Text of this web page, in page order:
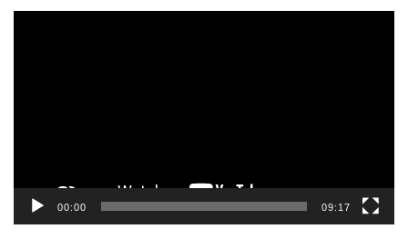
00:00 09:17